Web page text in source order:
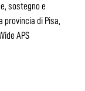
sostegno e
di Pisa,
APS